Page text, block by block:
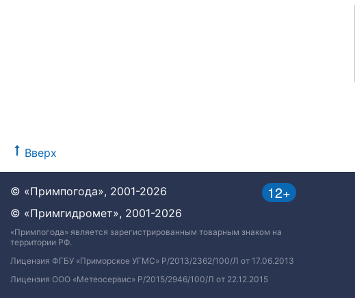
Вверх
12+
© «Примпогода», 2001-2026
© «Примгидромет», 2001-2026
«Примпогода» является зарегистрированным товарным знаком на
территории РФ.
Лицензия ФГБУ «Приморское УГМС» Р/2013/2362/100/Л от 17.06.2013
Лицензия ООО «Метеосервис» Р/2015/2946/100/Л от 22.12.2015